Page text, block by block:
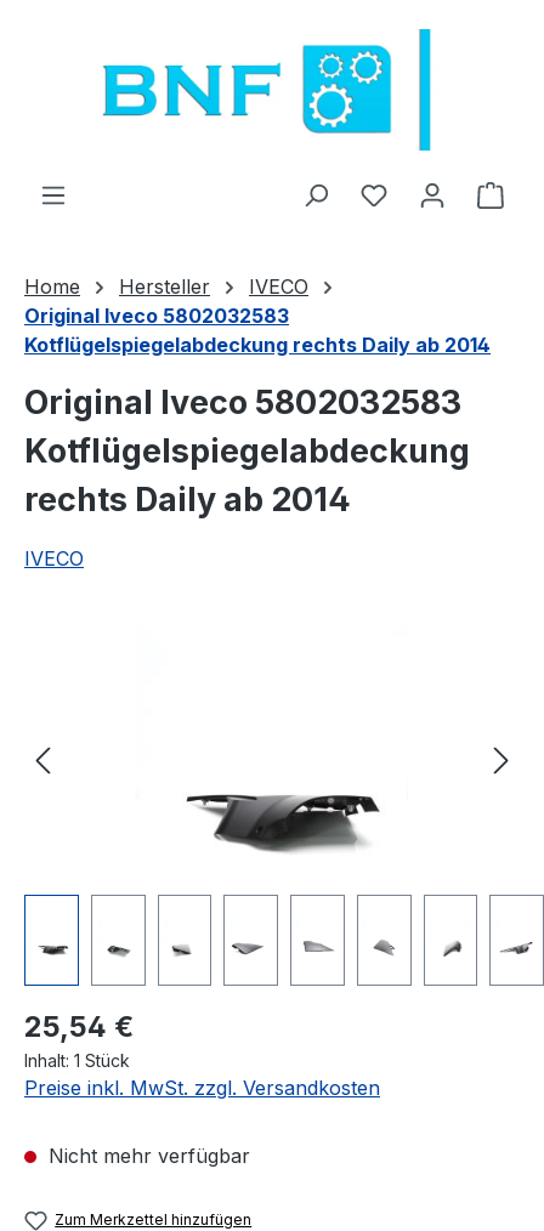
Du hast 0
Home Hersteller
IVECO
Original Iveco 5802032583
Kotflügelspiegelabdeckung rechts Daily ab 2014
Original Iveco 5802032583
Kotflügelspiegelabdeckung
rechts Daily ab 2014
IVECO
Regulärer Preis:
25,54 €
Inhalt: 1 Stück
Preise inkl. MwSt. zzgl. Versandkosten
Nicht mehr verfügbar
Zum Merkzettel hinzufügen